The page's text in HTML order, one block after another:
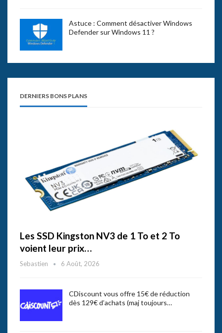
Astuce : Comment désactiver Windows
Defender sur Windows 11 ?
DERNIERS BONS PLANS
Les SSD Kingston NV3 de 1 To et 2 To
voient leur prix…
Sebastien 6 Août, 2026
CDiscount vous offre 15€ de réduction
dès 129€ d’achats (maj toujours…